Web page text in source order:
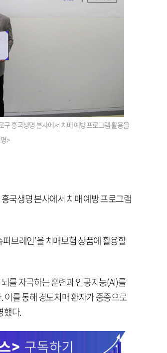
구 흥국생명 본사에서 치매 예방 프로그램 활용을
>
국생명 본사에서 치매 예방 프로그램
브레인’을 치매보험 상품에 활용할
를 자극하는 훈련과 인공지능(AI)를
이를 통해 경도치매 환자가 중증으로
했다.